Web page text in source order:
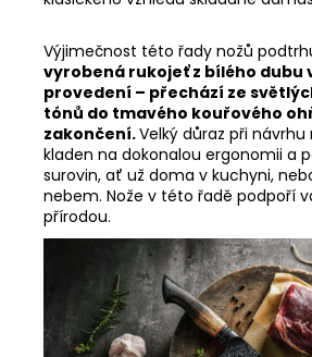
Výjimečnost této řady nožů
vyrobená rukojeť z bílého dubu
provedení – přechází ze
tónů do tmavého kouřového
zakončení.Velký důraz při návrhu
kladen na dokonalou ergonomii a
surovin, ať už doma v kuchyni,
nebem. Nože v této řadě podpoří
přírodou.